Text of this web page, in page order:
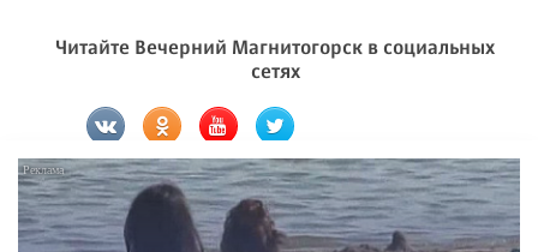
Читайте Вечерний Магнитогорск в социальных
сетях